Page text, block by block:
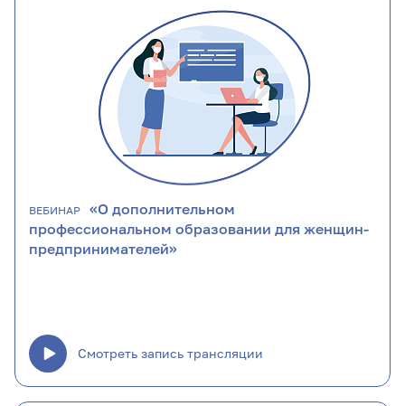
ВЕБИНАР
«О дополнительном
профессиональном образовании для женщин-
предпринимателей»
Смотреть запись трансляции